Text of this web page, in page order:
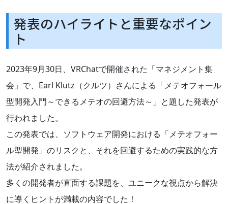
発表のハイライトと重要なポイン
ト
2023年9月30日、VRChatで開催された「マネジメント集
会」で、Earl Klutz（クルツ）さんによる「メテオフォール
型開発入門～できるメテオの回避方法～」と題した発表が
行われました。
この発表では、ソフトウェア開発における「メテオフォー
ル型開発」のリスクと、それを回避するための実践的な方
法が紹介されました。
多くの開発者が直面する課題を、ユニークな視点から解決
に導くヒントが満載の内容でした！